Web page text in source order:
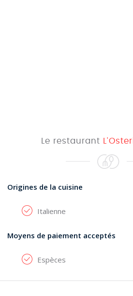
Le restaurant
Origines de la cuisine
Italienne
Moyens de paiement acceptés
Espèces